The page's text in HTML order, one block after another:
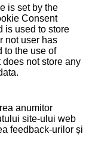
is set by the
Consent
is used to store
not user has
to the use of
does not store any
anumitor
site-ului web
feedback-urilor și